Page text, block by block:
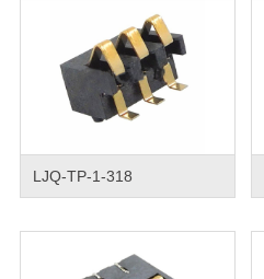
LJQ-TP-1-318